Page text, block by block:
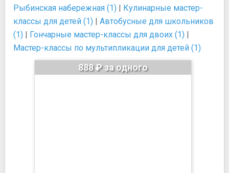
Рыбинская набережная (1) | Кулинарные мастер-
классы для детей (1) | Автобусные для школьников
(1) | Гончарные мастер-классы для двоих (1) |
Мастер-классы по мультипликации для детей (1)
888 ₽ за одного